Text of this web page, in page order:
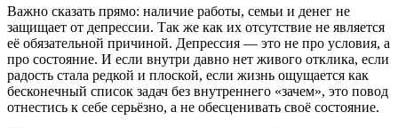
Важно сказать прямо: наличие работы, семьи и денег не
защищает от депрессии. Так же как их отсутствие не является
её обязательной причиной. Депрессия — это не про условия, а
про состояние. И если внутри давно нет живого отклика, если
радость стала редкой и плоской, если жизнь ощущается как
бесконечный список задач без внутреннего «зачем», это повод
отнестись к себе серьёзно, а не обесценивать своё состояние.